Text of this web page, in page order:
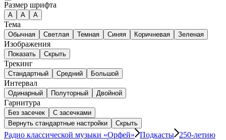
Размер шрифта
А A A
Тема
Обычная Светлая Темная Синяя Коричневая Зеленая
Изображения
Показать Скрыть
Трекинг
Стандартный Средний Большой
Интервал
Одинарный Полуторный Двойной
Гарнитура
Без засечек
С засечками
Вернуть стандартные настройки
Скрыть
Радио классической музыки «Орфей» Подкасты
250-летию